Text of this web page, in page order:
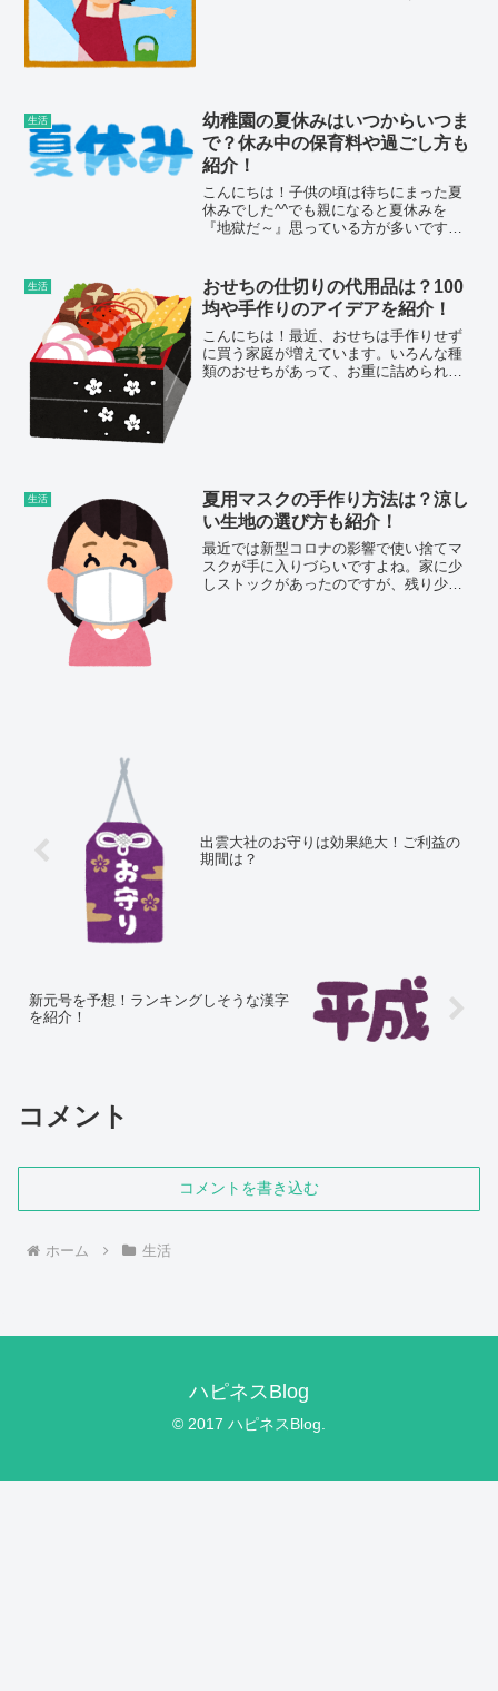
生活
幼稚園の夏休みはいつからいつま
で？休み中の保育料や過ごし方も
紹介！
こんにちは！子供の頃は待ちにまった夏
休みでした^^でも親になると夏休みを
『地獄だ～』思っている方が多いですよ
供でもかなり大変ですよね。幼稚園での
初めての夏休みをどう...
生活
おせちの仕切りの代用品は？100
均や手作りのアイデアを紹介！
こんにちは！最近、おせちは手作りせず
に買う家庭が増えています。いろんな種
類のおせちがあって、お重に詰められた
生活
夏用マスクの手作り方法は？涼し
い生地の選び方も紹介！
最近では新型コロナの影響で使い捨てマ
スクが手に入りづらいですよね。家に少
しストックがあったのですが、残り少な
出雲大社のお守りは効果絶大！ご利益の
期間は？
新元号を予想！ランキングしそうな漢字
を紹介！
コメント
コメントを書き込む
ホーム 生活
ハピネスBlog
© 2017 ハピネスBlog.